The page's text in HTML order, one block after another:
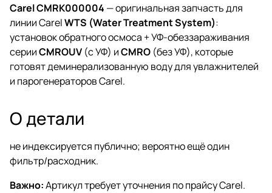
прайсу Carel.
Carel CMRK000004 — оригинальная запчасть для
линии CarelWTS (Water Treatment System):
установок обратного осмоса + УФ-обеззараживания
серииCMROUV (с УФ) иCMRO (без УФ), которые
готовят деминерализованную воду для увлажнителей
и парогенераторов Carel.
О детали
не индексируется публично; вероятно ещё один
фильтр/расходник.
Важно:Артикул требует уточнения по прайсу Carel.